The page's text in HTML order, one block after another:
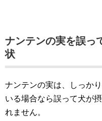
ナンテンの実を誤っ
状
ナンテンの実は、しっか
いる場合なら誤って犬が
れません。